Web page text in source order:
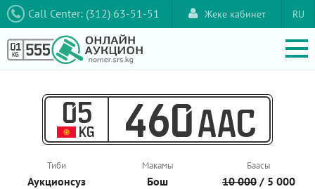
Call Center: (312) 63-51-51 RU
Жеке кабинет
05
KG 460 AAC
Тиби
Аукционcуз
Макамы
Бош
Баасы
10 000 / 5 000